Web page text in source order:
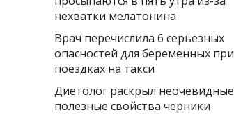
нехватки мелатонина
Врач перечислила 6 серьезных
опасностей для беременных при
поездках на такси
Диетолог раскрыл неочевидные
полезные свойства черники